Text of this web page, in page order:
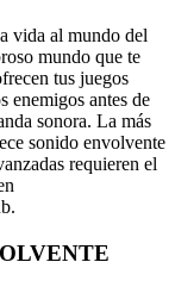
vida al mundo del
mundo que te
tus juegos
enemigos antes de
sonora. La más
sonido envolvente
requieren el